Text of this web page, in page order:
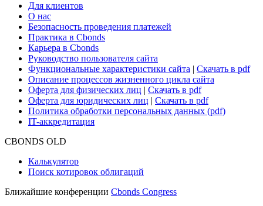
Для клиентов
О нас
Безопасность проведения платежей
Практика в Cbonds
Карьера в Cbonds
Руководство пользователя сайта
Функциональные характеристики сайта | Скачать в pdf
Описание процессов жизненного цикла сайта
Оферта для физических лиц | Скачать в pdf
Оферта для юридических лиц | Скачать в pdf
Политика обработки персональных данных (pdf)
IT-аккредитация
CBONDS OLD
Калькулятор
Поиск котировок облигаций
Ближайшие конференции Cbonds Congress